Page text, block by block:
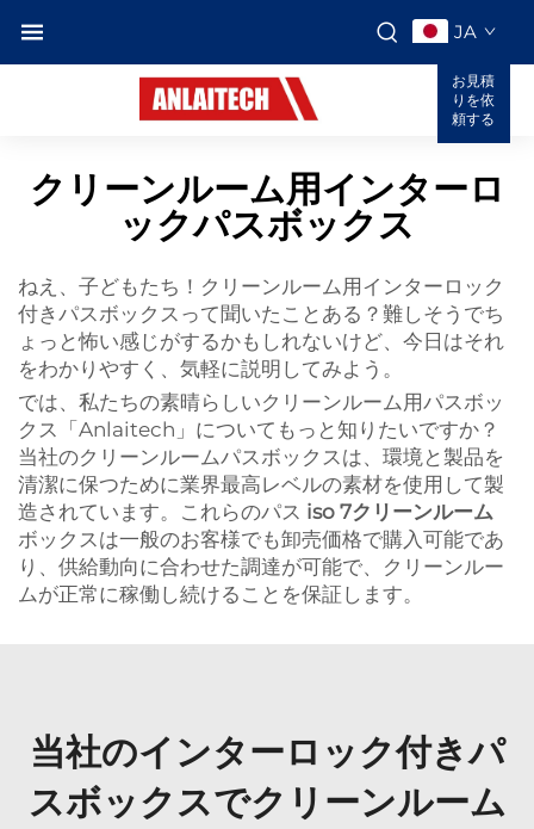
JA
お見積
りを依
頼する
クリーンルーム用インターロ
ックパスボックス
ねえ、子どもたち！クリーンルーム用インターロック
付きパスボックスって聞いたことある？難しそうでち
ょっと怖い感じがするかもしれないけど、今日はそれ
をわかりやすく、気軽に説明してみよう。
では、私たちの素晴らしいクリーンルーム用パスボッ
クス「Anlaitech」についてもっと知りたいですか？
当社のクリーンルームパスボックスは、環境と製品を
清潔に保つために業界最高レベルの素材を使用して製
造されています。これらのパス iso 7クリーンルーム
ボックスは一般のお客様でも卸売価格で購入可能であ
り、供給動向に合わせた調達が可能で、クリーンルー
ムが正常に稼働し続けることを保証します。
当社のインターロック付きパ
スボックスでクリーンルーム